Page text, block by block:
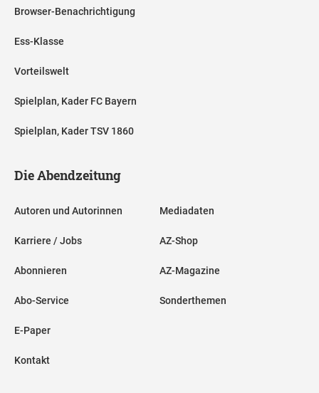
Browser-Benachrichtigung
Ess-Klasse
Vorteilswelt
Spielplan, Kader FC Bayern
Spielplan, Kader TSV 1860
Die Abendzeitung
Autoren und Autorinnen
Karriere / Jobs
Abonnieren
Abo-Service
E-Paper
Kontakt
Mediadaten
AZ-Shop
AZ-Magazine
Sonderthemen